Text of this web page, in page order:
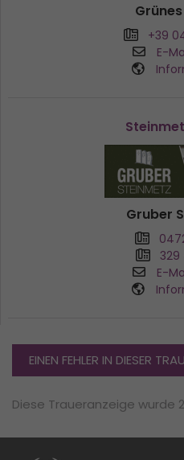
+39
E-
Gruber
329
E-
EINEN FEHLER IN DIESER
Diese Traueranzeige wurde